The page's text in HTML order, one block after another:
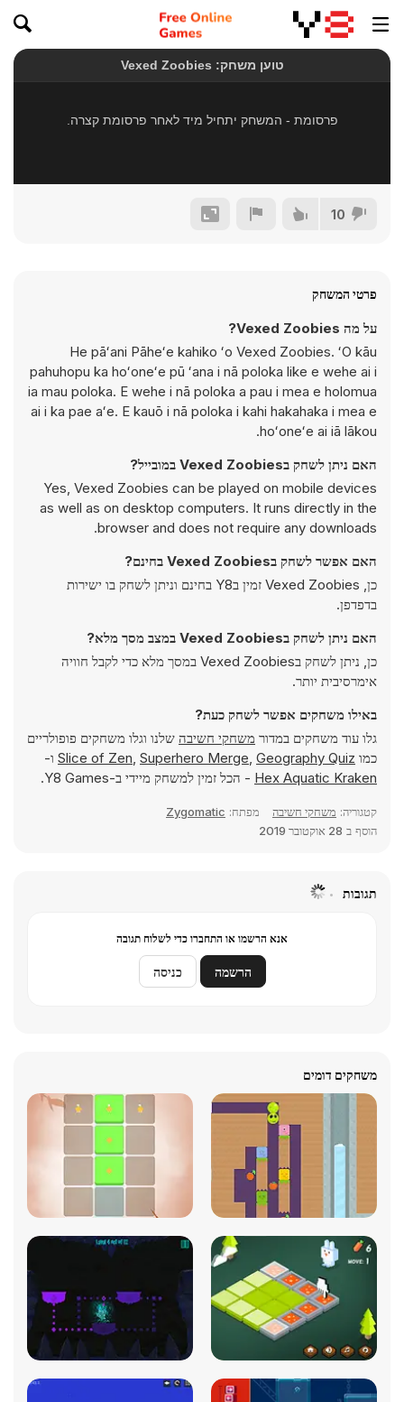
10
פרטי המשחק
על מה Vexed Zoobies?
He pāʻani Pāheʻe kahiko ʻo Vexed Zoobies. ʻO kāu
pahuhopu ka hoʻoneʻe pū ʻana i nā poloka like e wehe ai i
ia mau poloka. E wehe i nā poloka a pau i mea e holomua
ai i ka pae aʻe. E kauō i nā poloka i kahi hakahaka i mea e
hoʻoneʻe ai iā lākou.
האם ניתן לשחק בVexed Zoobies במובייל?
Yes, Vexed Zoobies can be played on mobile devices
as well as on desktop computers. It runs directly in the
browser and does not require any downloads.
האם אפשר לשחק בVexed Zoobies בחינם?
כן, Vexed Zoobies זמין בY8 בחינם וניתן לשחק בו ישירות
בדפדפן.
האם ניתן לשחק בVexed Zoobies במצב מסך מלא?
כן, ניתן לשחק בVexed Zoobies במסך מלא כדי לקבל חוויה
אימרסיבית יותר.
באילו משחקים אפשר לשחק כעת?
גלו עוד משחקים במדור משחקי חשיבה שלנו וגלו משחקים פופולריים
כמו
Slice of Zen, Superhero Merge, Geography Quiz
ו-
Hex Aquatic Kraken - הכל זמין למשחק מיידי ב-Y8 Games.
קטגוריה: משחקי חשיבה מפתח: Zygomatic
הוסף ב 28 אוקטובר 2019
תגובות
אנא הרשמו או התחברו כדי לשלוח תגובה
הרשמה כניסה
משחקים דומים